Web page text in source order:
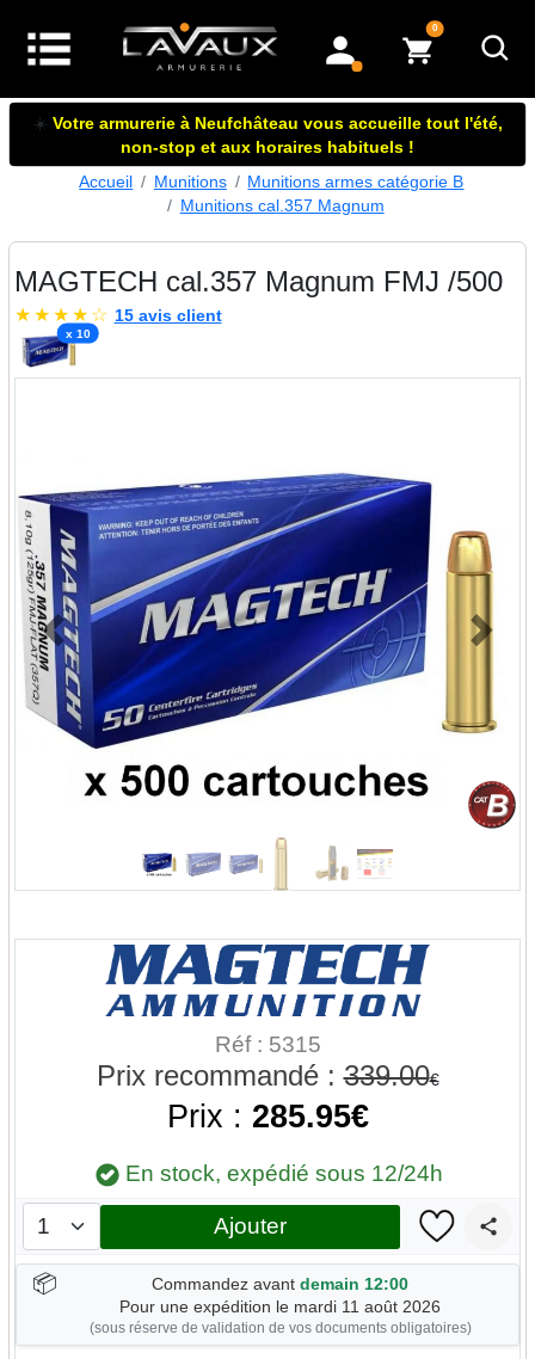
mon compte
0articles dans le panier
☀️ Votre armurerie à Neufchâteau vous accueille tout l'été,
non-stop et aux horaires habituels !
Accueil
Munitions
Munitions armes catégorie B
Munitions cal.357 Magnum
MAGTECH cal.357 Magnum FMJ /500
★ ★ ★ ★ ☆ 15 avis client
x 10
Previous Next
Réf : 5315
Prix recommandé :339.00€
Prix : 285.95€
En stock, expédié sous 12/24h
Ajouter
📦 Commandez avant demain 12:00
Pour une expédition le mardi 11 août 2026
(sous réserve de validation de vos documents obligatoires)